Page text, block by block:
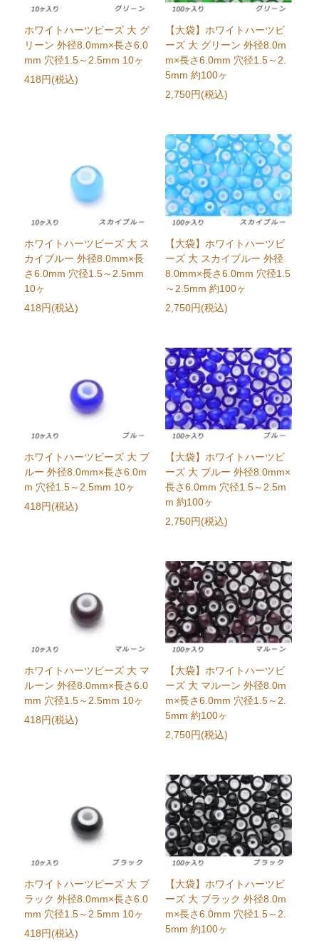
ホワイトハーツビーズ 大 グ
リーン 外径8.0mm×長さ6.0
mm 穴径1.5～2.5mm 10ヶ
418円(税込)
【大袋】ホワイトハーツビ
ーズ 大 グリーン 外径8.0m
m×長さ6.0mm 穴径1.5～2.
5mm 約100ヶ
2,750円(税込)
ホワイトハーツビーズ 大 ス
カイブルー 外径8.0mm×長
さ6.0mm 穴径1.5～2.5mm
10ヶ
418円(税込)
【大袋】ホワイトハーツビ
ーズ 大 スカイブルー 外径
8.0mm×長さ6.0mm 穴径1.5
～2.5mm 約100ヶ
2,750円(税込)
ホワイトハーツビーズ 大 ブ
ルー 外径8.0mm×長さ6.0m
m 穴径1.5～2.5mm 10ヶ
418円(税込)
【大袋】ホワイトハーツビ
ーズ 大 ブルー 外径8.0mm×
長さ6.0mm 穴径1.5～2.5m
m 約100ヶ
2,750円(税込)
ホワイトハーツビーズ 大 マ
ルーン 外径8.0mm×長さ6.0
mm 穴径1.5～2.5mm 10ヶ
418円(税込)
【大袋】ホワイトハーツビ
ーズ 大 マルーン 外径8.0m
m×長さ6.0mm 穴径1.5～2.
5mm 約100ヶ
2,750円(税込)
ホワイトハーツビーズ 大 ブ
ラック 外径8.0mm×長さ6.0
mm 穴径1.5～2.5mm 10ヶ
418円(税込)
【大袋】ホワイトハーツビ
ーズ 大 ブラック 外径8.0m
m×長さ6.0mm 穴径1.5～2.
5mm 約100ヶ